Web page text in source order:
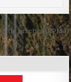
practică (EPM I)